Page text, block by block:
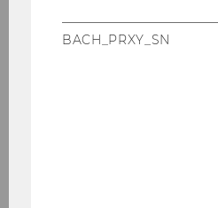
BACH_PRXY_SN